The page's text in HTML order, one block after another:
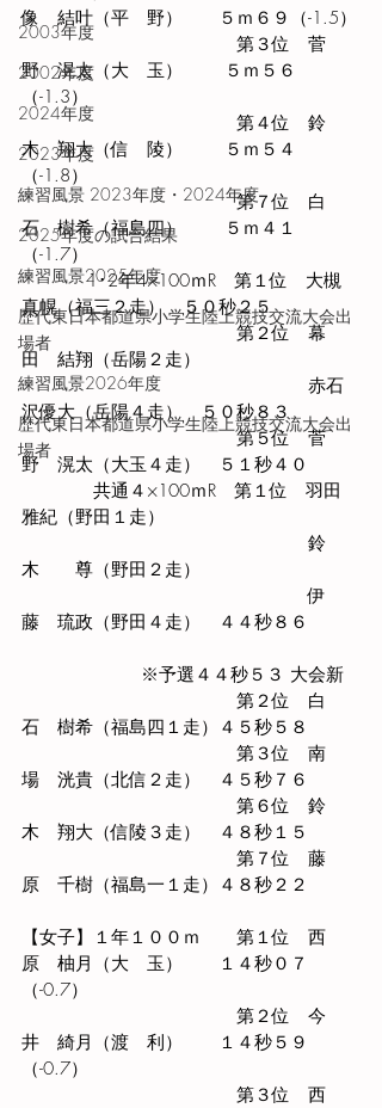
2003年度
2002年度
2024年度
2023年度
練習風景 2023年度・2024年度
2025年度の試合結果
練習風景2025年度
歴代東日本都道県小学生陸上競技交流大会出
場者
練習風景2026年度
歴代東日本都道県小学生陸上競技交流大会出
場者
像　結叶（平　野）   　５ｍ６９（-1.5）
第３位　菅
野　滉太（大　玉）　 　５ｍ５６
（-1.3）
第４位　鈴
木　翔大（信　陵）　 　５ｍ５４
（-1.8）
第７位　白
石　樹希（福島四） 　　５ｍ４１
（-1.7）
1･2年4×100ｍR   第１位　大槻
真幌（福三２走）   ５０秒２５
第２位　幕
田　結翔（岳陽２走）
赤石
沢優大（岳陽４走）　５０秒８３
第５位　菅
野　滉太（大玉４走）　５１秒４０
共通４×100ｍR　第１位　羽田
雅紀（野田１走）
鈴
木　　尊（野田２走）
伊
藤　琉政（野田４走）　４４秒８６
※予選４４秒５３ 大会新
第２位　白
石　樹希（福島四１走）４５秒５８
第３位　南
場　洸貴（北信２走）　４５秒７６
第６位　鈴
木　翔大（信陵３走）　４８秒１５
第７位　藤
原　千樹（福島一１走）４８秒２２
【女子】１年１００ｍ　　第１位　西
原　柚月（大　玉）　　１４秒０７
（-0.7）
第２位　今
井　綺月（渡　利）　　１４秒５９
（-0.7）
第３位　西